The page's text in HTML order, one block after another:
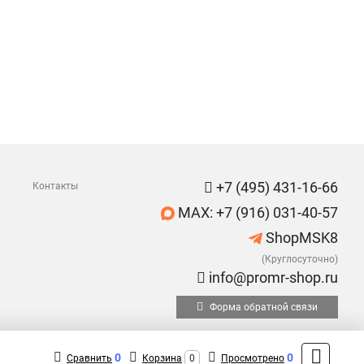
Контакты
+7 (495) 431-16-66
MAX: +7 (916) 031-40-57
ShopMSK8
(Круглосуточно)
info@promr-shop.ru
Форма обратной связи
Сравнить 0 Корзина 0 Просмотрено 0